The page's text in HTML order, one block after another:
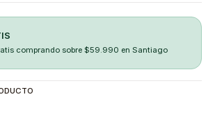
comprando sobre $59.990 en Santiago